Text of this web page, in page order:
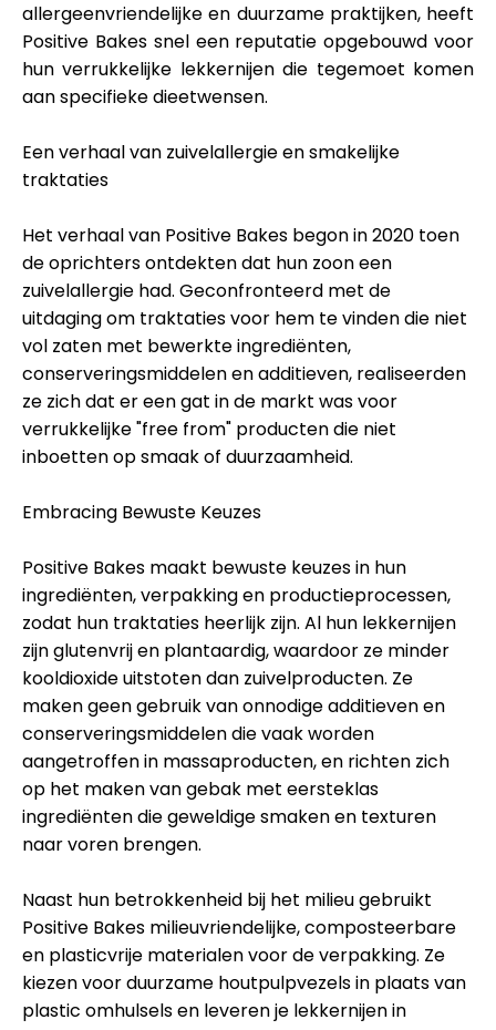
Hulp
Financiering krijgen
ask@scrambleup.com
+372 712 2955
allergeenvriendelijke en duurzame praktijken, heeft
Positive Bakes snel een reputatie opgebouwd voor
hun verrukkelijke lekkernijen die tegemoet komen
aan specifieke dieetwensen.
Een verhaal van zuivelallergie en smakelijke
traktaties
Het verhaal van Positive Bakes begon in 2020 toen
de oprichters ontdekten dat hun zoon een
zuivelallergie had. Geconfronteerd met de
uitdaging om traktaties voor hem te vinden die niet
vol zaten met bewerkte ingrediënten,
conserveringsmiddelen en additieven, realiseerden
ze zich dat er een gat in de markt was voor
verrukkelijke "free from" producten die niet
inboetten op smaak of duurzaamheid.
Embracing Bewuste Keuzes
Positive Bakes maakt bewuste keuzes in hun
ingrediënten, verpakking en productieprocessen,
zodat hun traktaties heerlijk zijn. Al hun lekkernijen
zijn glutenvrij en plantaardig, waardoor ze minder
kooldioxide uitstoten dan zuivelproducten. Ze
maken geen gebruik van onnodige additieven en
conserveringsmiddelen die vaak worden
aangetroffen in massaproducten, en richten zich
op het maken van gebak met eersteklas
ingrediënten die geweldige smaken en texturen
naar voren brengen.
Naast hun betrokkenheid bij het milieu gebruikt
Positive Bakes milieuvriendelijke, composteerbare
en plasticvrije materialen voor de verpakking. Ze
kiezen voor duurzame houtpulpvezels in plaats van
plastic omhulsels en leveren je lekkernijen in